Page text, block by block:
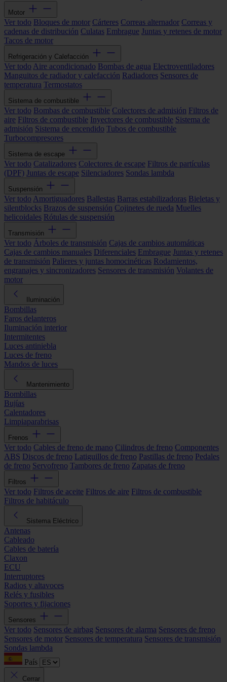
Motor
Ver todo Bloques de motor Cárteres Correas alternador Correas y
cadenas de distribución Culatas Embrague Juntas y retenes de motor
Tacos de motor
Refrigeración y Calefacción
Ver todo Aire acondicionado Bombas de agua Electroventiladores
Manguitos de radiador y calefacción Radiadores Sensores de
temperatura Termostatos
Sistema de combustible
Ver todo Bombas de combustible Colectores de admisión Filtros de
aire Filtros de combustible Inyectores de combustible Sistema de
admisión Sistema de encendido Tubos de combustible
Turbocompresores
Sistema de escape
Ver todo Catalizadores Colectores de escape Filtros de partículas
(DPF) Juntas de escape Silenciadores Sondas lambda
Suspensión
Ver todo Amortiguadores Ballestas Barras estabilizadoras Bieletas y
silentblocks Brazos de suspensión Cojinetes de rueda Muelles
helicoidales Rótulas de suspensión
Transmisión
Ver todo Árboles de transmisión Cajas de cambios automáticas
Cajas de cambios manuales Diferenciales Embrague Juntas y retenes
de transmisión Palieres y juntas homocinéticas Rodamientos,
engranajes y sincronizadores Sensores de transmisión Volantes de
motor
Iluminación
Bombillas
Faros delanteros
Iluminación interior
Intermitentes
Luces antiniebla
Luces de freno
Mandos de luces
Mantenimiento
Bombillas
Bujías
Calentadores
Limpiaparabrisas
Frenos
Ver todo Cables de freno de mano Cilindros de freno Componentes
ABS Discos de freno Latiguillos de freno Pastillas de freno Pedales
de freno Servofreno Tambores de freno Zapatas de freno
Filtros
Ver todo Filtros de aceite Filtros de aire Filtros de combustible
Filtros de habitáculo
Sistema Eléctrico
Antenas
Cableado
Cables de batería
Claxon
ECU
Interruptores
Radios y altavoces
Relés y fusibles
Soportes y fijaciones
Sensores
Ver todo Sensores de airbag Sensores de alarma Sensores de freno
Sensores de motor Sensores de temperatura Sensores de transmisión
Sondas lambda
País
Cerrar